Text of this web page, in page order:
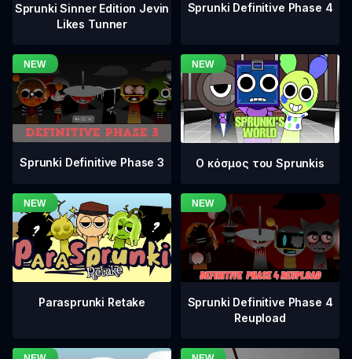
Sprunki Sinner Edition Jevin
Likes Tunner
Sprunki Definitive Phase 4
Sprunki Definitive Phase 3 Ο κόσμος του Sprunkis
Parasprunki Retake
Sprunki Definitive Phase 4
Reupload